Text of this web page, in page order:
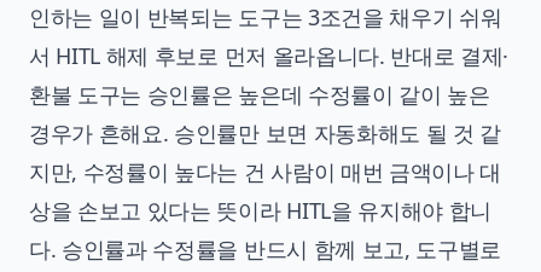
인하는 일이 반복되는 도구는 3조건을 채우기 쉬워
서 HITL 해제 후보로 먼저 올라옵니다. 반대로 결제·
환불 도구는 승인률은 높은데 수정률이 같이 높은
경우가 흔해요. 승인률만 보면 자동화해도 될 것 같
지만, 수정률이 높다는 건 사람이 매번 금액이나 대
상을 손보고 있다는 뜻이라 HITL을 유지해야 합니
다. 승인률과 수정률을 반드시 함께 보고, 도구별로